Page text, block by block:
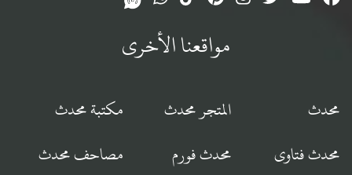
مواقعنا الأخرى
محدث المتجر محدث
مكتبة محدث
محدث فتاوى
محدث فورم مصاحف محدث